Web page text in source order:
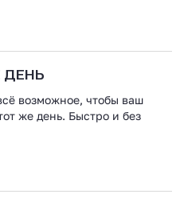
ДЕНЬ
возможное, чтобы ваш
же день. Быстро и без